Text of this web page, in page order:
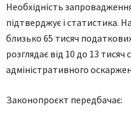
Необхідність
підтверджує і статистика.
близько 65 тисяч
розглядає від 10 до 13 тисяч
адміністративного
Законопроєкт передбачає: